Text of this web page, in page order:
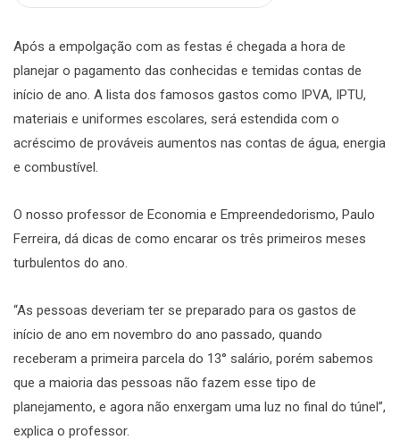
Após a empolgação com as festas é chegada a hora de
planejar o pagamento das conhecidas e temidas contas de
início de ano. A lista dos famosos gastos como IPVA, IPTU,
materiais e uniformes escolares, será estendida com o
acréscimo de prováveis aumentos nas contas de água, energia
e combustível.
O nosso professor de Economia e Empreendedorismo, Paulo
Ferreira, dá dicas de como encarar os três primeiros meses
turbulentos do ano.
“As pessoas deveriam ter se preparado para os gastos de
início de ano em novembro do ano passado, quando
receberam a primeira parcela do 13° salário, porém sabemos
que a maioria das pessoas não fazem esse tipo de
planejamento, e agora não enxergam uma luz no final do túnel”,
explica o professor.